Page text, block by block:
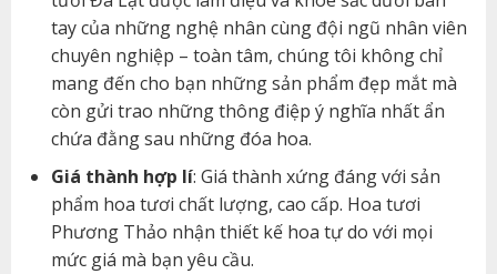
tay của những nghệ nhân cùng đội ngũ nhân viên
chuyên nghiệp – toàn tâm, chúng tôi không chỉ
mang đến cho bạn những sản phẩm đẹp mắt mà
còn gửi trao những thông điệp ý nghĩa nhất ẩn
chứa đằng sau những đóa hoa.
Giá thành hợp lí: Giá thành xứng đáng với sản
phẩm hoa tươi chất lượng, cao cấp. Hoa tươi
Phương Thảo nhận thiết kế hoa tự do với mọi
mức giá mà bạn yêu cầu.